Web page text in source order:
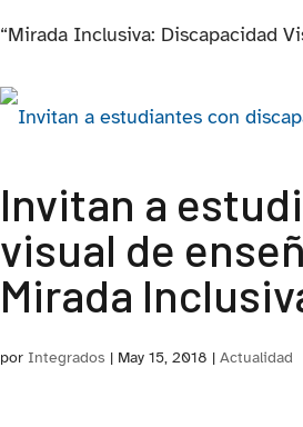
“Mirada Inclusiva: Discapacidad
Invitan a
visual de
Mirada
por Integrados | May 15, 2018 |Actualidad